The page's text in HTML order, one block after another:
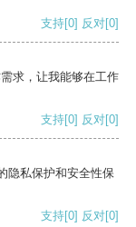
支持[0] 反对[0]
求，让我能够在工作
支持[0] 反对[0]
隐私保护和安全性保
支持[0] 反对[0]